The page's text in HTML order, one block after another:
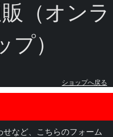
（オンラ
プ）
ショップへ戻る
など、こちらのフォーム